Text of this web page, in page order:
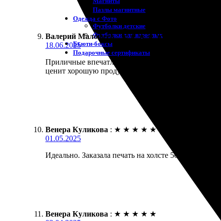
Пазлы магнитные
Одежда с Фото
Футболки детские
Футболки для взрослых
Бьюти-боксы
Подарочные сертификаты
Валерий Малофеев : ★ ★ ★ ★ ★
18.06.2025
Приличные впечатления от работы команды.
ценит хорошую продукцию.
Венера Куликова : ★ ★ ★ ★ ★
01.05.2025
Идеально. Заказала печать на холсте 50х70.
Венера Куликова : ★ ★ ★ ★ ★